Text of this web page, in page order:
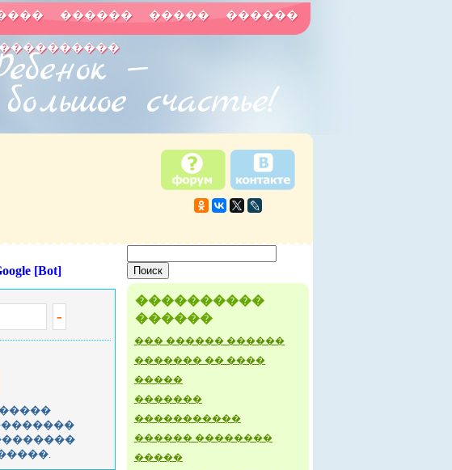
������ ����� ������
����������
������
��� ������ ������
������� �� ����
�����
�������
�����������
������ ��������
�����
[Bot]
-